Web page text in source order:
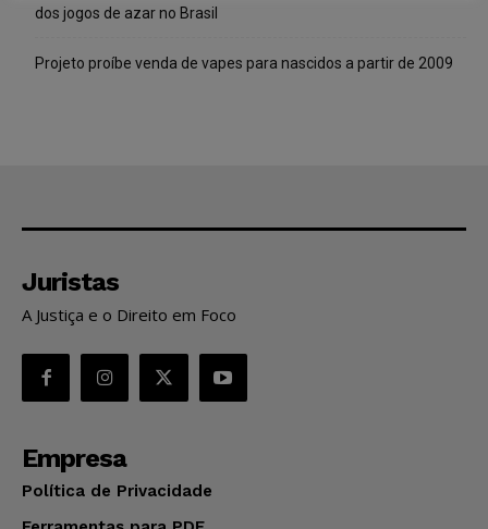
dos jogos de azar no Brasil
Projeto proíbe venda de vapes para nascidos a partir de 2009
Juristas
A Justiça e o Direito em Foco
Empresa
Política de Privacidade